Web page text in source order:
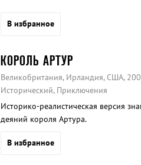
В избранное
КОРОЛЬ АРТУР
Великобритания, Ирландия, США,
Исторический, Приключения
Историко-реалистическая версия
деяний короля Артура.
В избранное